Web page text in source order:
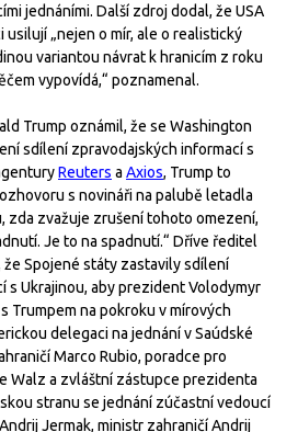
jednáními. Další zdroj dodal, že USA
„nejen o mír, ale o realistický
variantou návrat k hranicím z roku
vypovídá,“ poznamenal.
Trump oznámil, že se Washington
sdílení zpravodajských informací s
Reuters a Axios, Trump to
s novináři na palubě letadla
zda zvažuje zrušení tohoto omezení,
Je to na spadnutí.“ Dříve ředitel
Spojené státy zastavily sdílení
s Ukrajinou, aby prezident Volodymyr
Trumpem na pokroku v mírových
delegaci na jednání v Saúdské
Marco Rubio, poradce pro
Walz a zvláštní zástupce prezidenta
stranu se jednání zúčastní vedoucí
Jermak, ministr zahraničí Andrij